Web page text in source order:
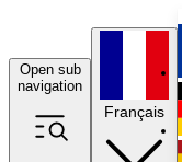
Open sub
navigation
Français